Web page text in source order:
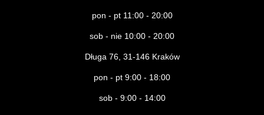
pon - pt 11:00 - 20:00
sob - nie 10:00 - 20:00
Długa 76, 31-146 Kraków
pon - pt 9:00 - 18:00
sob - 9:00 - 14:00